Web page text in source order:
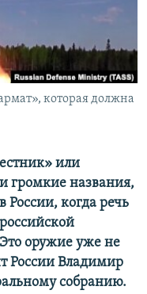
которая должна
или
громкие названия,
России, когда речь
оружие уже не
России Владимир
собранию.